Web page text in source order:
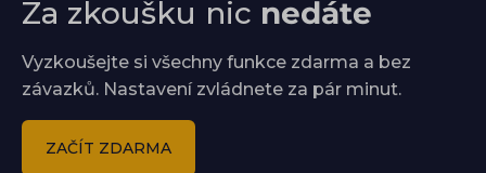
Za zkoušku nic nedáte
Vyzkoušejte si všechny funkce zdarma a bez
závazků. Nastavení zvládnete za pár minut.
ZAČÍT ZDARMA